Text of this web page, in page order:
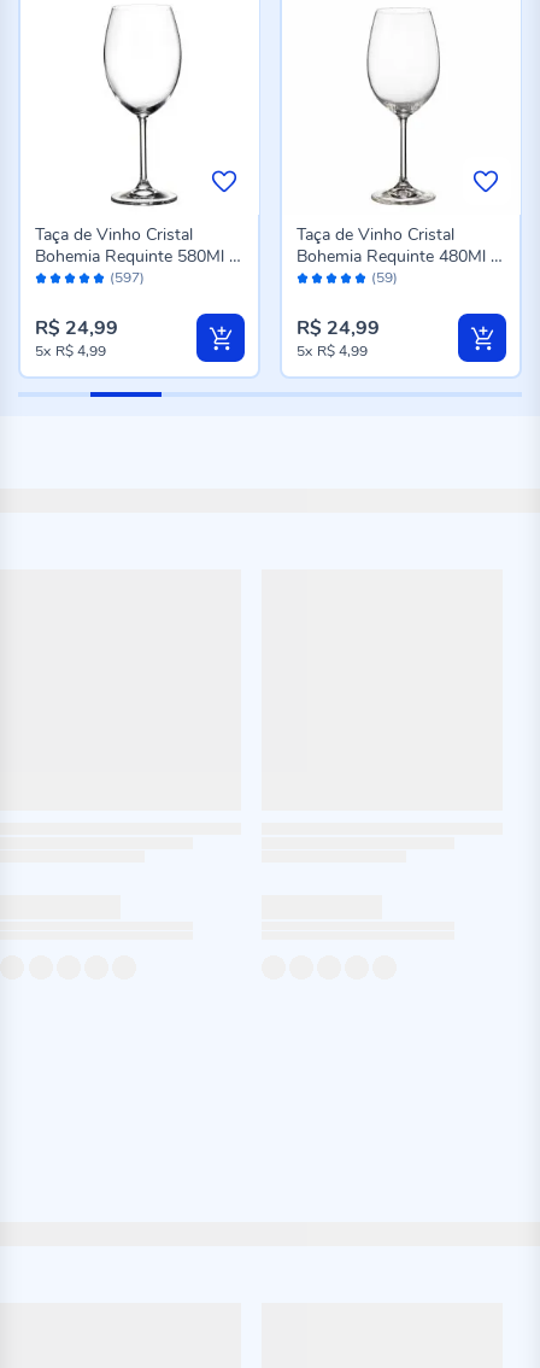
Avaliação: (597)
Taça de Vinho Cristal
Bohemia Requinte 580Ml -
Transparente
R$ 24,99
5x R$ 4,99
Avaliação: (59)
Taça de Vinho Cristal
Bohemia Requinte 480Ml -
Transparente
R$ 24,99
5x R$ 4,99